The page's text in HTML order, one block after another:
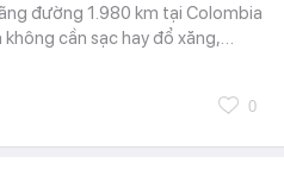
đường 1.980 km tại Colombia
không cần sạc hay đổ xăng,…
0